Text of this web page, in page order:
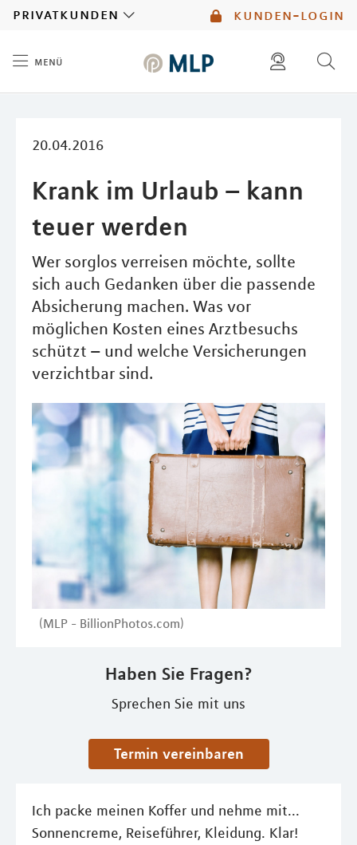
kunden-login
privatkunden
menü
20.04.2016
Krank im Urlaub – kann
teuer werden
Wer sorglos verreisen möchte, sollte
sich auch Gedanken über die passende
Absicherung machen. Was vor
möglichen Kosten eines Arztbesuchs
schützt – und welche Versicherungen
verzichtbar sind.
(MLP - BillionPhotos.com)
Haben Sie Fragen?
Sprechen Sie mit uns
Termin vereinbaren
Ich packe meinen Koffer und nehme mit...
Sonnencreme, Reiseführer, Kleidung. Klar!